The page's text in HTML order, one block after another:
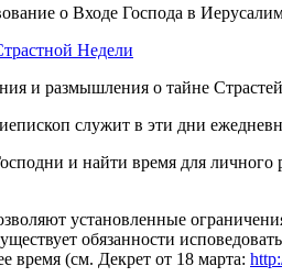
о Входе Господа в
Недели
и размышления о тайне
служит в эти дни
и найти время для
установленные
обязанности
время (см. Декрет от 18 марта: